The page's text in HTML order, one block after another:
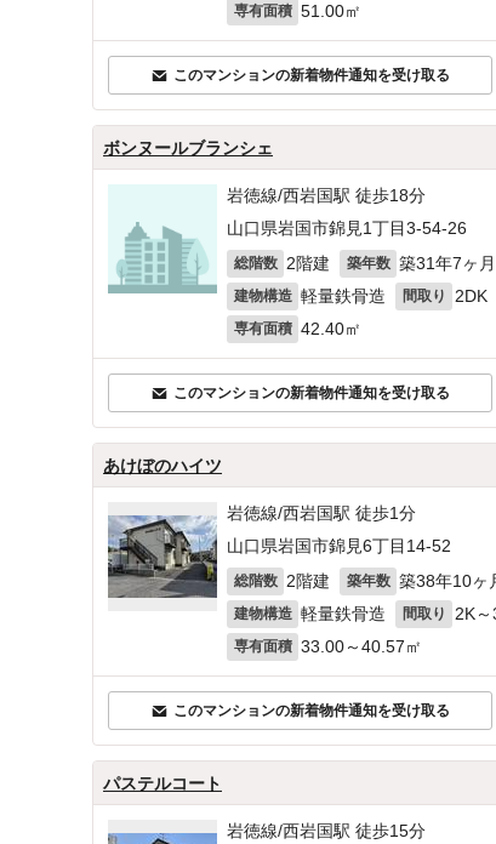
専有面積 51.00㎡
このマンションの新着物件通知を受け取る
ボンヌールブランシェ
岩徳線/西岩国駅 徒歩18分
山口県岩国市錦見1丁目3-54‐26
総階数 2階建 築年数 築31年7ヶ月
建物構造 軽量鉄骨造 間取り 2DK
専有面積 42.40㎡
このマンションの新着物件通知を受け取る
あけぼのハイツ
岩徳線/西岩国駅 徒歩1分
山口県岩国市錦見6丁目14-52
総階数 2階建 築年数 築38年10ヶ
建物構造 軽量鉄骨造 間取り 2K
専有面積 33.00～40.57㎡
このマンションの新着物件通知を受け取る
パステルコート
岩徳線/西岩国駅 徒歩15分